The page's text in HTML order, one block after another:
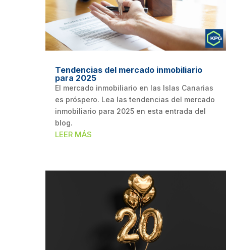
Tendencias del mercado inmobiliario
para 2025
El mercado inmobiliario en las Islas Canarias
es próspero. Lea las tendencias del mercado
inmobiliario para 2025 en esta entrada del
blog.
LEER MÁS